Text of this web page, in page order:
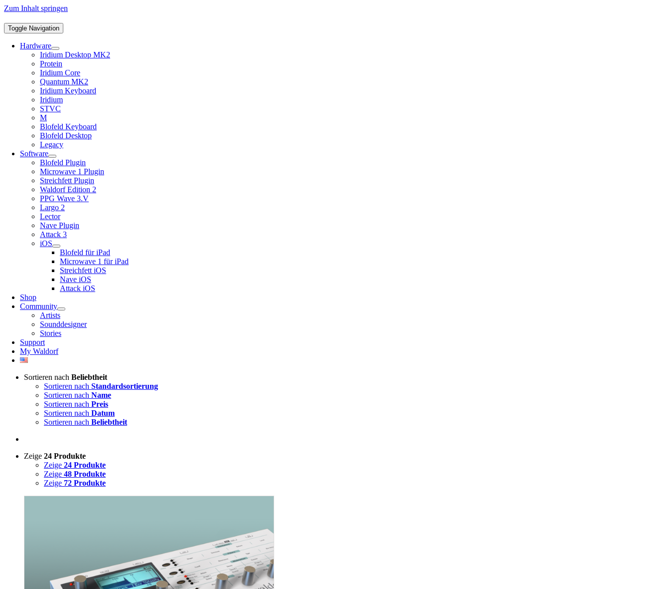
Zum Inhalt springen
Toggle Navigation
Hardware
Iridium Desktop MK2
Protein
Iridium Core
Quantum MK2
Iridium Keyboard
Iridium
STVC
M
Blofeld Keyboard
Blofeld Desktop
Legacy
Software
Blofeld Plugin
Microwave 1 Plugin
Streichfett Plugin
Waldorf Edition 2
PPG Wave 3.V
Largo 2
Lector
Nave Plugin
Attack 3
iOS
Blofeld für iPad
Microwave 1 für iPad
Streichfett iOS
Nave iOS
Attack iOS
Shop
Community
Artists
Sounddesigner
Stories
Support
My Waldorf
Sortieren nach Beliebtheit
Sortieren nach Standardsortierung
Sortieren nach Name
Sortieren nach Preis
Sortieren nach Datum
Sortieren nach Beliebtheit
Zeige 24 Produkte
Zeige 24 Produkte
Zeige 48 Produkte
Zeige 72 Produkte